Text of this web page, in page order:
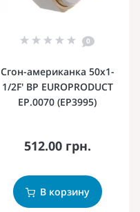
0
Сгон-американка 50x1-
1/2F' ВР EUROPRODUCT
EP.0070 (EP3995)
512.00 грн.
В корзину